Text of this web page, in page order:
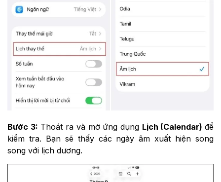
Bước 3: Thoát ra và mở ứng dụng Lịch (Calendar)để
kiểm tra. Bạn sẽ thấy các ngày âm xuất hiện song
song với lịch dương.